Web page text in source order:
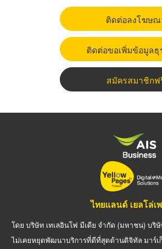
ติดต่อลงโฆษณ
ติดต่อขอเพิ่มข้อมูลธุ
สมัครสมาชิกฟ
ไทยแลนด์ เยลโล่เ
โดย บริษัท เทเลอินโฟ มีเดีย จำกัด (มหาชน) บริษั
ไม่เคยหยุดพัฒนาบริการที่ดีที่สุดด้านดิจิทัล มาร์เ